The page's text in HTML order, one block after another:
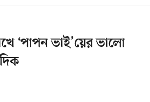
‘পাপন ভাই’য়ের ভালো